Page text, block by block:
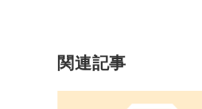
関連記事